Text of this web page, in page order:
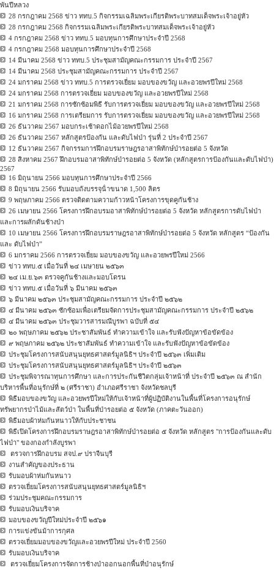
พันปีหลวง
28 กรกฎาคม 2568 ข่าว ททบ.5 กิจกรรมเฉลิมพระเกียรติพระบาทสมเด็จพระเจ้าอยู่หัว
28 กรกฎาคม 2568 กิจกรรมเฉลิมพระเกียรติพระบาทสมเด็จพระเจ้าอยู่หัว
4 กรกฎาคม 2568 ข่าว ททบ.5 มอบทุนการศึกษาประจำปี 2568
4 กรกฎาคม 2568 มอบทุนการศึกษาประจำปี 2568
14 มีนาคม 2568 ข่าว ททบ.5 ประชุมสามัญคณะกรรมการ ประจำปี 2567
14 มีนาคม 2568 ประชุมสามัญคณะกรรมการ ประจำปี 2567
24 มกราคม 2568 ข่าว ททบ.5 การตรวจเยี่ยม มอบของขวัญ และอวยพรปีใหม่ 2568
24 มกราคม 2568 การตรวจเยี่ยม มอบของขวัญ และอวยพรปีใหม่ 2568
21 มกราคม 2568 การซักซ้อมพิธี รับการตรวจเยี่ยม มอบของขวัญ และอวยพรปีใหม่ 2568
16 มกราคม 2568 การเตรียมการ รับการตรวจเยี่ยม มอบของขวัญ และอวยพรปีใหม่ 2568
26 ธันวาคม 2567 มอบกระเช้าดอกไม้อวยพรปีใหม่ 2568
26 ธันวาคม 2567 หลักสูตรป้องกัน และดับไฟป่า รุ่นที่ 2 ประจำปี 2567
12 ธันวาคม 2567 กิจกรรมการฝึกอบรมราษฎรอาสาพิทักษ์ป่ารอยต่อ 5 จังหวัด
28 สิงหาคม 2567 ฝึกอบรมอาสาพิทักษ์ป่ารอยต่อ 5 จังหวัด (หลักสูตรการป้องกันและดับไฟป่า)
2567
16 มิถุนายน 2566 มอบทุนการศึกษาประจําปี 2566
8 มิถุนายน 2566 รับมอบถังบรรจุน้ําขนาด 1,500 ลิตร
9 พฤษภาคม 2566 ตรวจติดตามความก้าวหน้าโครงการขุดคูกันช้าง
26 เมษายน 2566 โครงการฝึกอบรมอาสาพิทักษ์ป่ารอยต่อ 5 จังหวัด หลักสูตรการดับไฟป่า
และการผลักดันช้างป่า
10 เมษายน 2566 โครงการฝึกอบรมราษฎรอาสาพิทักษ์ป่ารอยต่อ 5 จังหวัด หลักสูตร “ป้องกัน
และ ดับไฟป่า”
6 มกราคม 2566 การตรวจเยี่ยม มอบของขวัญ และอวยพรปีใหม่ 2566
ข่าว ททบ.๕ เมื่อวันที่ ๒๔ เมษายน ๒๕๖๓
๒๔ เม.ย.๖๓ ตรวจคูกันช้างและมอบโดรน
ข่าว ททบ.๕ เมื่อวันที่ ๖ มีนาคม ๒๕๖๓
๖ มีนาคม ๒๕๖๓ ประชุมสามัญคณะกรรมการ ประจำปี ๒๕๖๒
๔ มีนาคม ๒๕๖๓ ซักซ้อมเพื่อเตรียมจัดการประชุมสามัญคณะกรรมการ ประจำปี ๒๕๖๒
๔ มีนาคม ๒๕๖๓ ประชุมวารสารมณีบูรพา ฉบับที่ ๕๔
๒๐ พฤษภาคม ๒๕๖๒ ประชาสัมพันธ์ ทำความเข้าใจ และรับฟังปัญหาข้อขัดข้อง
๙ พฤษภาคม ๒๕๖๒ ประชาสัมพันธ์ ทำความเข้าใจ และรับฟังปัญหาข้อขัดข้อง
ประชุมโครงการสนับสนุนยุทธศาสตร์มูลนิธิฯ ประจำปี ๒๕๖๓ เพิ่มเติม
ประชุมโครงการสนับสนุนยุทธศาสตร์มูลนิธิฯ ประจำปี ๒๕๖๓
ประชุมพิจารณาทุนการศึกษา และการประกันชีวิตกลุ่มเจ้าหน้าที่ ประจำปี ๒๕๖๓ ณ สำนัก
บริหารพื้นที่อนุรักษ์ที่ ๒ (ศรีราชา) อำเภอศรีราชา จังหวัดชลบุรี
พิธีมอบของขวัญ และอวยพรปีใหม่ให้กับเจ้าหน้าที่ผู้ปฏิบัติงานในพื้นที่โครงการอนุรักษ์
ทรัพยากรป่าไม้และสัตว์ป่า ในพื้นที่ป่ารอยต่อ ๕ จังหวัด (ภาคตะวันออก)
พิธีมอบผ้าห่มกันหนาวให้กับประชาชน
พิธีเปิดโครงการฝึกอบรมราษฎรอาสาพิทักษ์ป่ารอยต่อ ๕ จังหวัด หลักสูตร "การป้องกันและดับ
ไฟป่า" ของกองกำลังบูรพา
ตรวจการฝึกอบรม สจป.๙ ปราจีนบุรี
งานสำคัญของประธาน
รับมอบผ้าห่มกันหนาว
ตรวจเยี่ยมโครงการสนับสนุนยุทธศาสตร์มูลนิธิฯ
ร่วมประชุมคณะกรรมการ
รับมอบเงินบริจาค
มอบของขวัญปีใหม่ประจำปี ๒๕๖๑
การแข่งขันม้าการกุศล
ตรวจเยี่ยมมอบของขวัญและอวยพรปีใหม่ ประจำปี 2560
รับมอบเงินบริจาค
ตรวจเยี่ยมโครงการจัดการช้างป่าออกนอกพื้นที่ป่าอนุรักษ์